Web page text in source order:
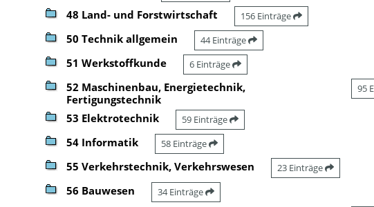
48 Land- und Forstwirtschaft 156 Einträge
50 Technik allgemein 44 Einträge
51 Werkstoffkunde 6 Einträge
52 Maschinenbau, Energietechnik,
Fertigungstechnik
95
53 Elektrotechnik 59 Einträge
54 Informatik 58 Einträge
55 Verkehrstechnik, Verkehrswesen 23 Einträge
56 Bauwesen 34 Einträge